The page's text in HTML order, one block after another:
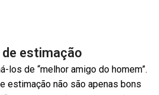
de estimação
los de “melhor amigo do homem”.
estimação não são apenas bons